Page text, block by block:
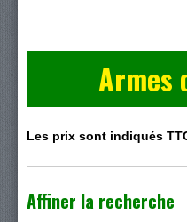
Armes
Les prix sont indiqués
Affiner la recherche